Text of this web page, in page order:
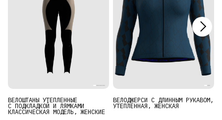
Где купить
Контакты
ВЕЛОШТАНЫ УТЕПЛЕННЫЕ
С ПОДКЛАДКОЙ И ЛЯМКАМИ
КЛАССИЧЕСКАЯ МОДЕЛЬ, ЖЕНСКИЕ
ВЕЛОДЖЕРСИ С ДЛИННЫМ РУКАВОМ,
УТЕПЛЁННАЯ, ЖЕНСКАЯ